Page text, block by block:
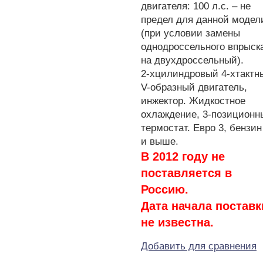
двигателя: 100 л.с. – не
предел для данной
(при условии замены
однодроссельного
на двухдроссельный).
2-хцилиндровый 4-
V-образный двигатель,
инжектор. Жидкостное
охлаждение, 3-
термостат. Евро 3,
и выше.
В 2012 году не
поставляется в
Россию.
Дата начала
не известна.
Добавить для сравнения